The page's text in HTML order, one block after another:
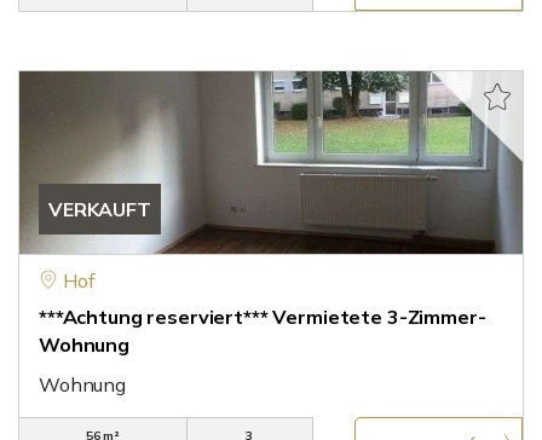
VERKAUFT
Hof
***Achtung reserviert*** Vermietete 3-Zimmer-
Wohnung
Wohnung
56 m²
3